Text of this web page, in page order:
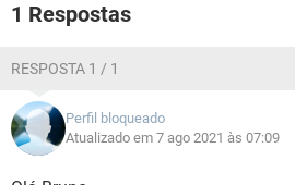
1 Respostas
RESPOSTA 1 / 1
Perfil bloqueado
Atualizado em 7 ago 2021 às 07:09